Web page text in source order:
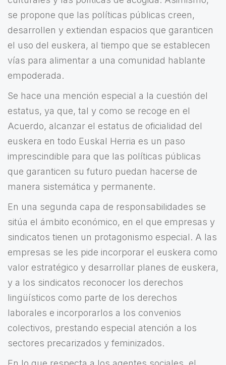
se propone que las políticas públicas creen,
desarrollen y extiendan espacios que garanticen
el uso del euskera, al tiempo que se establecen
vías para alimentar a una comunidad hablante
empoderada.
Se hace una mención especial a la cuestión del
estatus, ya que, tal y como se recoge en el
Acuerdo, alcanzar el estatus de oficialidad del
euskera en todo Euskal Herria es un paso
imprescindible para que las políticas públicas
que garanticen su futuro puedan hacerse de
manera sistemática y permanente.
En una segunda capa de responsabilidades se
sitúa el ámbito económico, en el que empresas y
sindicatos tienen un protagonismo especial. A las
empresas se les pide incorporar el euskera como
valor estratégico y desarrollar planes de euskera,
y a los sindicatos reconocer los derechos
lingüísticos como parte de los derechos
laborales e incorporarlos a los convenios
colectivos, prestando especial atención a los
sectores precarizados y feminizados.